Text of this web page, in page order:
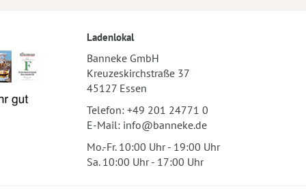
Ladenlokal
Banneke GmbH
Kreuzeskirchstraße 37
45127 Essen
Telefon: +49 201 24771 0
E-Mail: info@banneke.de
Mo.-Fr. 10:00 Uhr - 19:00 Uhr
Sa. 10:00 Uhr - 17:00 Uhr